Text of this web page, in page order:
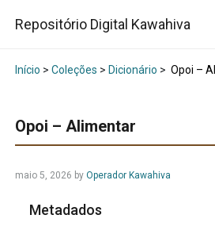
Repositório Digital Kawahiva
Início > Coleções > Dicionário > Opoi –
Opoi – Alimentar
maio 5, 2026 by Operador Kawahiva
Metadados